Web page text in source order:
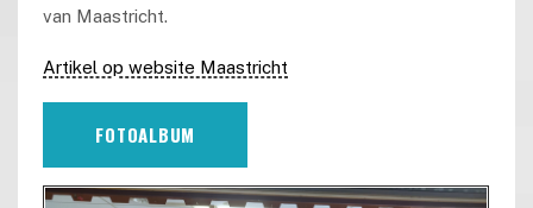
van Maastricht.
Artikel op website Maastricht
FOTOALBUM